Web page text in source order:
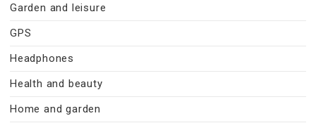
Garden and leisure
GPS
Headphones
Health and beauty
Home and garden